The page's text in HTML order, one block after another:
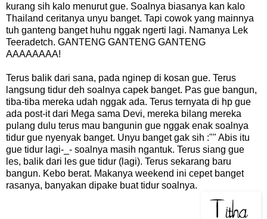
kurang sih kalo menurut gue. Soalnya biasanya kan kalo
Thailand ceritanya unyu banget. Tapi cowok yang mainnya
tuh ganteng banget huhu nggak ngerti lagi. Namanya Lek
Teeradetch. GANTENG GANTENG GANTENG
AAAAAAAA!
Terus balik dari sana, pada nginep di kosan gue. Terus
langsung tidur deh soalnya capek banget. Pas gue bangun,
tiba-tiba mereka udah nggak ada. Terus ternyata di hp gue
ada post-it dari Mega sama Devi, mereka bilang mereka
pulang dulu terus mau bangunin gue nggak enak soalnya
tidur gue nyenyak banget. Unyu banget gak sih :"" Abis itu
gue tidur lagi-_- soalnya masih ngantuk. Terus siang gue
les, balik dari les gue tidur (lagi). Terus sekarang baru
bangun. Kebo berat. Makanya weekend ini cepet banget
rasanya, banyakan dipake buat tidur soalnya.